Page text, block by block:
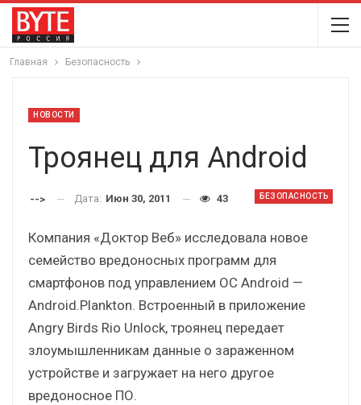
Главная Безопасность
НОВОСТИ
Троянец для Android
БЕЗОПАСНОСТЬ
--> Дата: Июн 30, 2011 43
Компания «Доктор Веб» исследовала новое
семейство вредоносных программ для
смартфонов под управлением ОС Android —
Android.Plankton. Встроенный в приложение
Angry Birds Rio Unlock, троянец передает
злоумышленникам данные о зараженном
устройстве и загружает на него другое
вредоносное ПО.